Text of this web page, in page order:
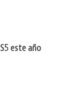
este año